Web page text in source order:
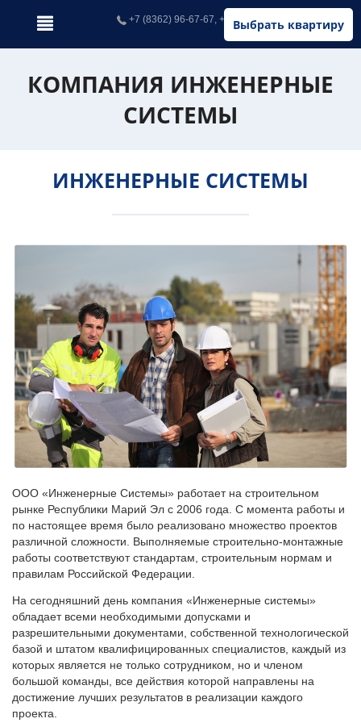
Выбрать квартиру
+7 (8362) 96-67-67, +7 (902) 326-67-67
КОМПАНИЯ ИНЖЕНЕРНЫЕ
СИСТЕМЫ
ИНЖЕНЕРНЫЕ СИСТЕМЫ
ООО «Инженерные Системы» работает на строительном
рынке Республики Марий Эл с 2006 года. С момента работы и
по настоящее время было реализовано множество проектов
различной сложности. Выполняемые строительно-монтажные
работы соответствуют стандартам, строительным нормам и
правилам Российской Федерации.
На сегодняшний день компания «Инженерные системы»
обладает всеми необходимыми допусками и
разрешительными документами, собственной технологической
базой и штатом квалифицированных специалистов, каждый из
которых является не только сотрудником, но и членом
большой команды, все действия которой направлены на
достижение лучших результатов в реализации каждого
проекта.